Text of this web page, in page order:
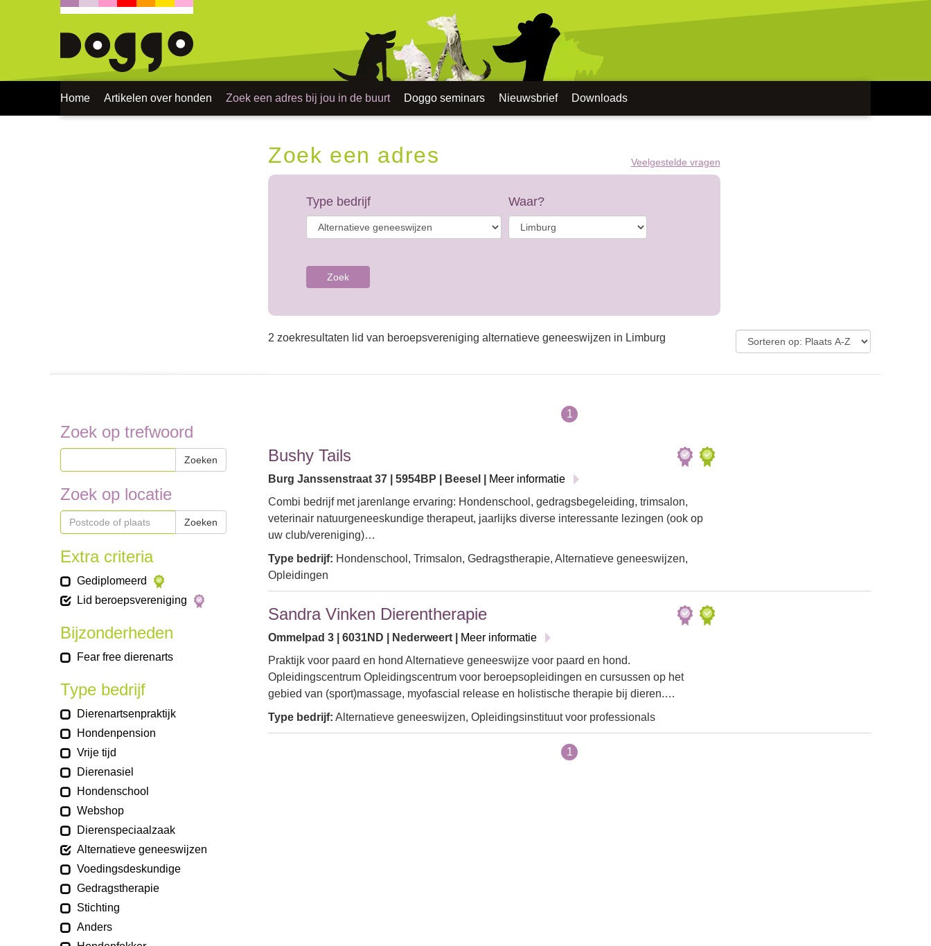
Home Artikelen over honden Zoek een adres bij jou in de buurt Doggo seminars Nieuwsbrief Downloads
Zoek een adres Veelgestelde vragen
Type bedrijf Waar?
Zoek
2 zoekresultaten lid van beroepsvereniging alternatieve geneeswijzen in Limburg
Zoek op trefwoord
Zoeken
Zoek op locatie
Zoeken
Extra criteria
Gediplomeerd
Lid beroepsvereniging
Bijzonderheden
Fear free dierenarts
Type bedrijf
Dierenartsenpraktijk
Hondenpension
Vrije tijd
Dierenasiel
Hondenschool
Webshop
Dierenspeciaalzaak
Alternatieve geneeswijzen
Voedingsdeskundige
Gedragstherapie
Stichting
Anders
1
Bushy Tails
Burg Janssenstraat 37 | 5954BP | Beesel |
Meer informatie
Combi bedrijf met jarenlange ervaring: Hondenschool, gedragsbegeleiding, trimsalon,
veterinair natuurgeneeskundige therapeut, jaarlijks diverse interessante lezingen (ook op
uw club/vereniging)…
Type bedrijf: Hondenschool, Trimsalon, Gedragstherapie, Alternatieve geneeswijzen,
Opleidingen
Sandra Vinken Dierentherapie
Ommelpad 3 | 6031ND | Nederweert |
Meer informatie
Praktijk voor paard en hond Alternatieve geneeswijze voor paard en hond.
Opleidingscentrum Opleidingscentrum voor beroepsopleidingen en cursussen op het
gebied van (sport)massage, myofascial release en holistische therapie bij dieren.…
Type bedrijf: Alternatieve geneeswijzen, Opleidingsinstituut voor professionals
1